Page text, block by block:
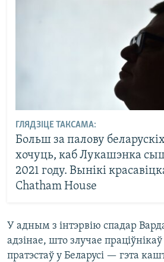
ГЛЯДЗІЦЕ ТАКСАМА:
Больш за палову
хочуць, каб Лукашэнка
2021 году. Вынікі
Chatham House
У адным з інтэрвію спадар
адзінае, што злучае
пратэстаў у Беларусі — гэта